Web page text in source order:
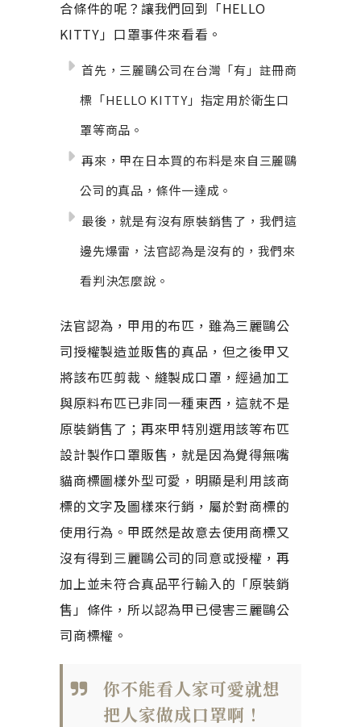
合條件的呢？讓我們回到「HELLO
KITTY」口罩事件來看看。
首先，三麗鷗公司在台灣「有」註冊商
標「HELLO KITTY」指定用於衛生口
罩等商品。
再來，甲在日本買的布料是來自三麗鷗
公司的真品，條件一達成。
最後，就是有沒有原裝銷售了，我們這
邊先爆雷，法官認為是沒有的，我們來
看判決怎麼說。
法官認為，甲用的布匹，雖為三麗鷗公
司授權製造並販售的真品，但之後甲又
將該布匹剪裁、縫製成口罩，經過加工
與原料布匹已非同一種東西，這就不是
原裝銷售了；再來甲特別選用該等布匹
設計製作口罩販售，就是因為覺得無嘴
貓商標圖樣外型可愛，明顯是利用該商
標的文字及圖樣來行銷，屬於對商標的
使用行為。甲既然是故意去使用商標又
沒有得到三麗鷗公司的同意或授權，再
加上並未符合真品平行輸入的「原裝銷
售」條件，所以認為甲已侵害三麗鷗公
司商標權。
你不能看人家可愛就想
把人家做成口罩啊！